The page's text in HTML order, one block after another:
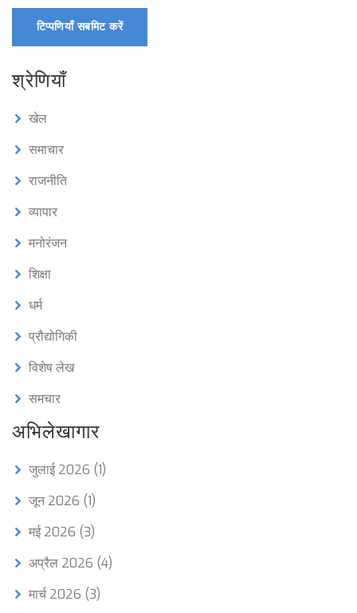
टिप्पणियाँ सबमिट करें
श्रेणियाँ
खेल
समाचार
राजनीति
व्यापार
मनोरंजन
शिक्षा
धर्म
प्रौद्योगिकी
विशेष लेख
समचार
अभिलेखागार
जुलाई 2026 (1)
जून 2026 (1)
मई 2026 (3)
अप्रैल 2026 (4)
मार्च 2026 (3)